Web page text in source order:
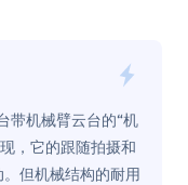
带机械臂云台的“机
，它的跟随拍摄和
但机械结构的耐用